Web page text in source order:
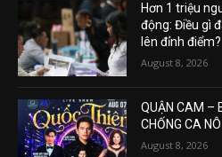
Hơn 1 triệu
động: Điều gì
lên đỉnh điểm?
August 8, 2026
QUẬN CAM –
CHỐNG CA
August 8, 2026